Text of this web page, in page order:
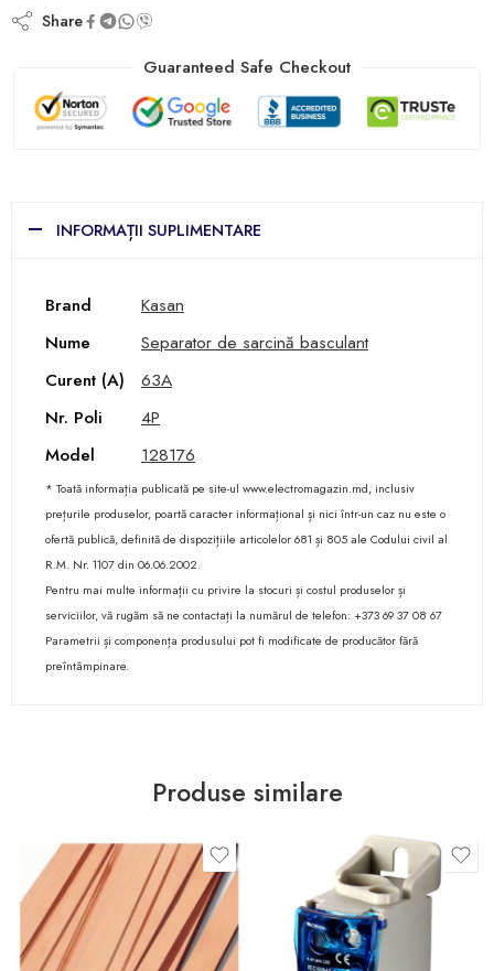
Share
Guaranteed Safe Checkout
INFORMAȚII SUPLIMENTARE
Brand
Kasan
Nume
Separator de sarcină basculant
Curent (A)
63A
Nr. Poli
4P
Model
128176
* Toată informația publicată pe site-ul www.electromagazin.md, inclusiv
prețurile produselor, poartă caracter informațional și nici într-un caz nu este o
ofertă publică, definită de dispozițiile articolelor 681 și 805 ale Codului civil al
R.M. Nr. 1107 din 06.06.2002.
Pentru mai multe informații cu privire la stocuri și costul produselor și
serviciilor, vă rugăm să ne contactați la numărul de telefon: +373 69 37 08 67
Parametrii și componența produsului pot fi modificate de producător fără
preîntâmpinare.
Produse similare